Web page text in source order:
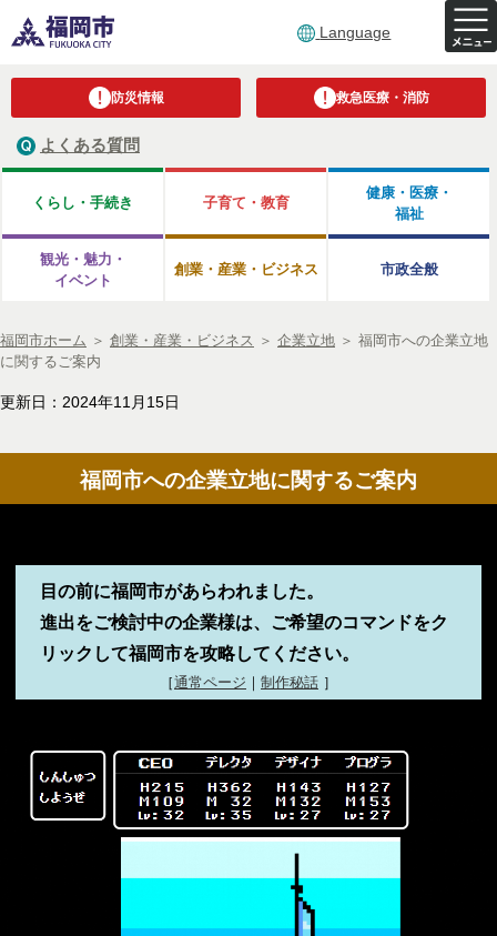
Language
防災情報 救急医療・消防
よくある質問
くらし・手続き 子育て・教育
健康・医療・
福祉
観光・魅力・
イベント
創業・産業・ビジネス 市政全般
福岡市ホーム ＞ 創業・産業・ビジネス ＞ 企業立地 ＞ 福岡市への企業立地
に関するご案内
更新日：2024年11月15日
福岡市への企業立地に関するご案内
目の前に福岡市があらわれました。
進出をご検討中の企業様は、ご希望のコマンドをク
リックして福岡市を攻略してください。
［通常ページ ｜ 制作秘話 ］